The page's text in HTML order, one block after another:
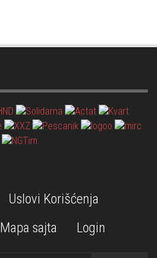
Uslovi Korišćenja
Mapa sajta Login